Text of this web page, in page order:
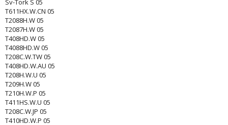
Sv-Tork S 05
T611HX.W.CN 05
T2088H.W 05
T2087H.W 05
T408HD.W 05
T4088HD.W 05
T208C.W.TW 05
T408HD.W.AU 05
T208H.W.U 05
T209H.W 05
T210H.W.P 05
T411HS.W.U 05
T208C.W.JP 05
T410HD.W.P 05